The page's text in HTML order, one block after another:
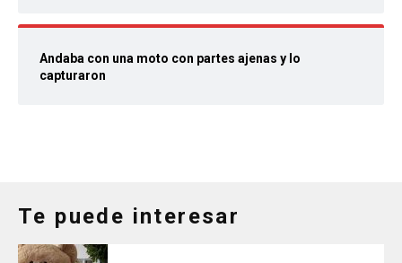
Andaba con una moto con partes ajenas y lo
capturaron
Te puede interesar